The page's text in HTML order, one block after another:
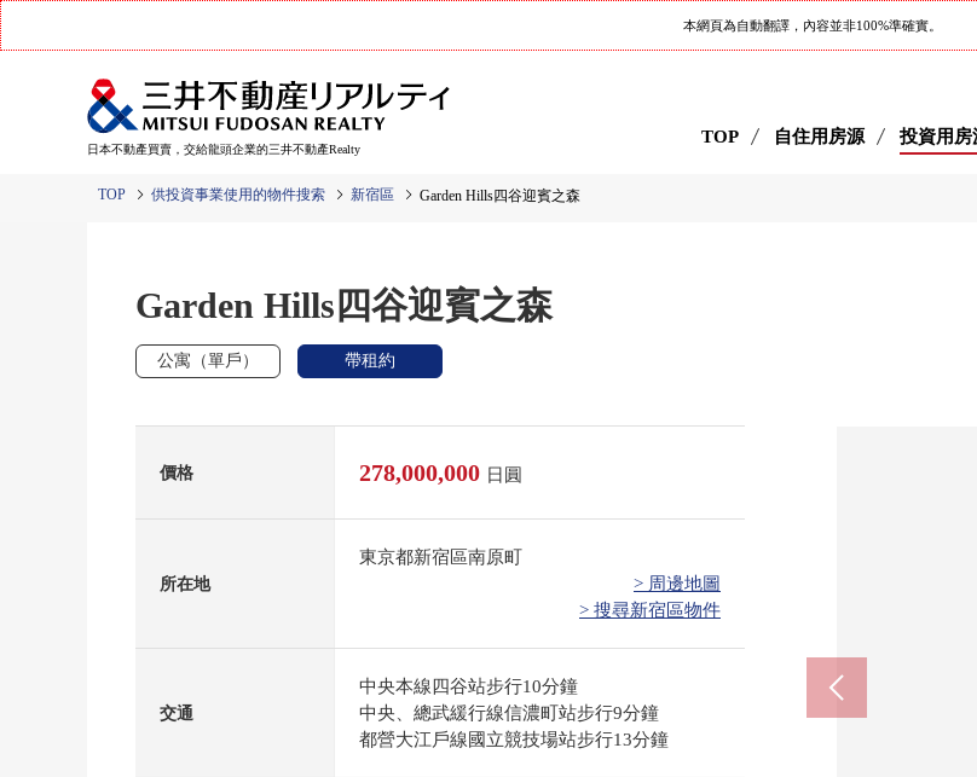
本網頁為自動翻譯，內容並非100%準確實。
日本不動產買賣，交給龍頭企業的三井不動產Realty
TOP 自住用房源 投資用房
TOP 供投資事業使用的物件搜索 新宿區 Garden Hills四谷迎賓之森
Garden Hills四谷迎賓之森
公寓（單戶） 帶租約
價格 278,000,000 日圓
所在地
東京都新宿區南原町
> 周邊地圖
> 搜尋新宿區物件
交通
中央本線四谷站步行10分鐘
中央、總武緩行線信濃町站步行9分鐘
都營大江戶線國立競技場站步行13分鐘